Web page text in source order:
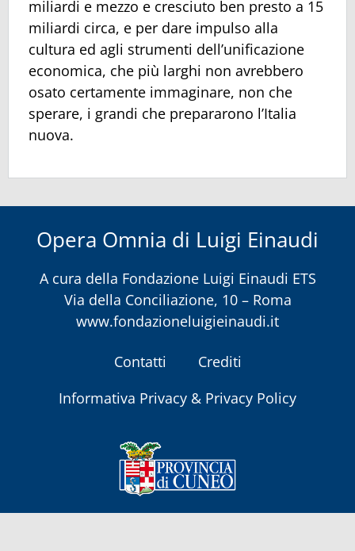
miliardi e mezzo e cresciuto ben presto a 15
miliardi circa, e per dare impulso alla
cultura ed agli strumenti dell’unificazione
economica, che più larghi non avrebbero
osato certamente immaginare, non che
sperare, i grandi che prepararono l’Italia
nuova.
Opera Omnia di Luigi Einaudi
A cura della Fondazione Luigi Einaudi ETS
Via della Conciliazione, 10 – Roma
www.fondazioneluigieinaudi.it
Contatti
Crediti
Informativa Privacy & Privacy Policy